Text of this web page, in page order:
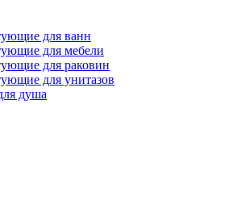
для ванн
для мебели
для раковин
для унитазов
душа